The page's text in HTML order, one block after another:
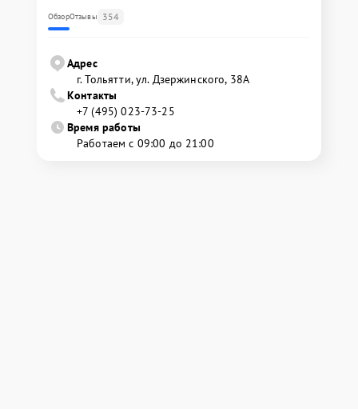
ОбзорОтзывы 354
Адрес
г. Тольятти, ул. Дзержинского, 38А
Контакты
+7 (495) 023-73-25
Время работы
Работаем с 09:00 до 21:00